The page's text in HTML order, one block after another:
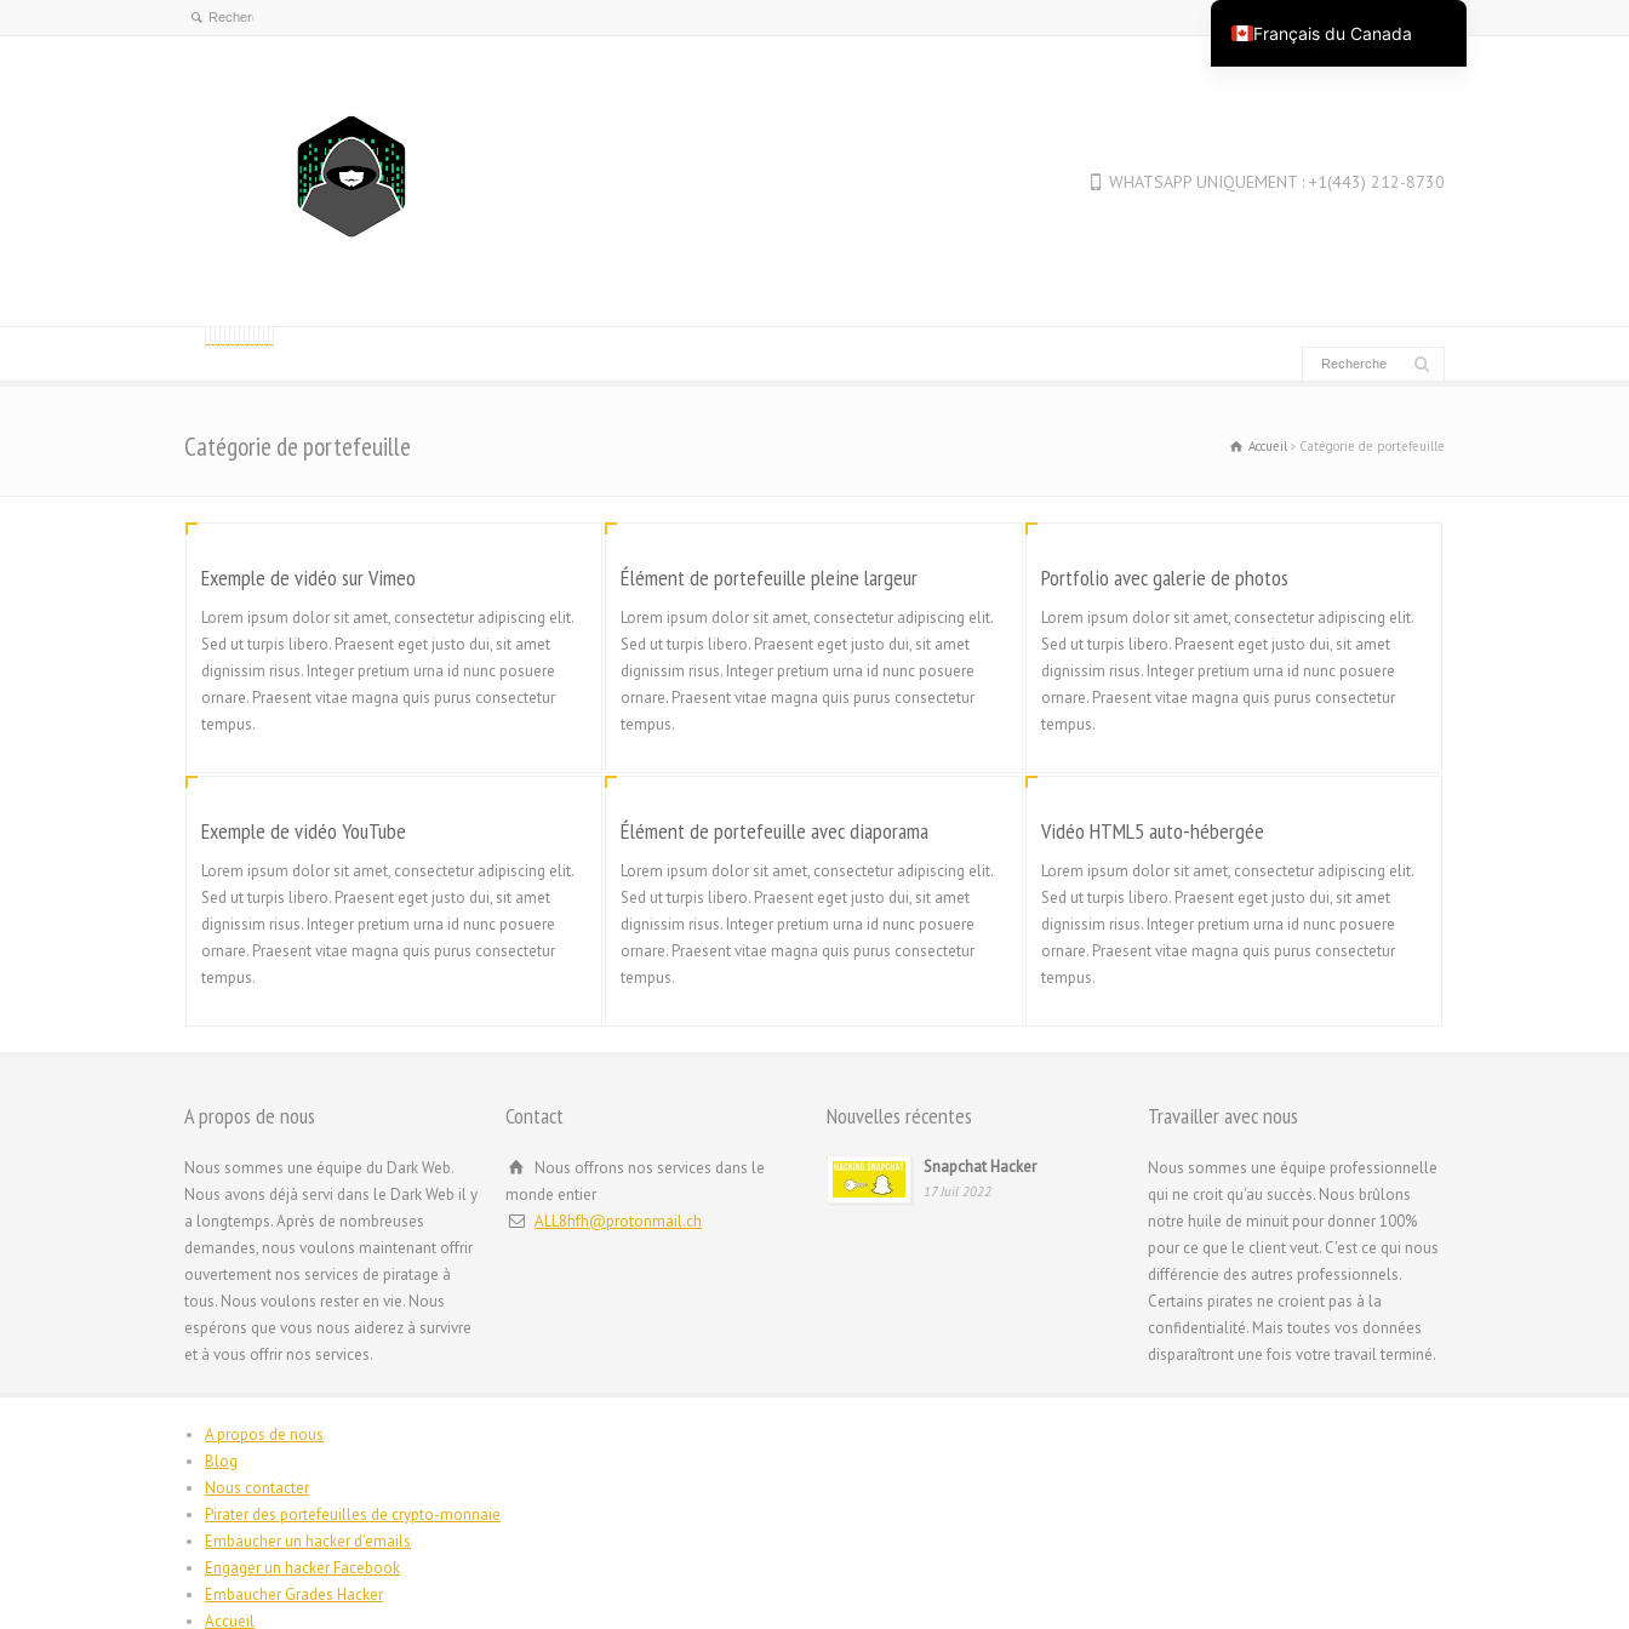
WHATSAPP UNIQUEMENT : +1(443) 212-8730
Catégorie de portefeuille Accueil Catégorie de portefeuille
Exemple de vidéo sur Vimeo
Lorem ipsum dolor sit amet, consectetur adipiscing elit.
Sed ut turpis libero. Praesent eget justo dui, sit amet
dignissim risus. Integer pretium urna id nunc posuere
ornare. Praesent vitae magna quis purus consectetur
tempus.
Élément de portefeuille pleine largeur
Lorem ipsum dolor sit amet, consectetur adipiscing elit.
Sed ut turpis libero. Praesent eget justo dui, sit amet
dignissim risus. Integer pretium urna id nunc posuere
ornare. Praesent vitae magna quis purus consectetur
tempus.
Portfolio avec galerie de photos
Lorem ipsum dolor sit amet, consectetur adipiscing elit.
Sed ut turpis libero. Praesent eget justo dui, sit amet
dignissim risus. Integer pretium urna id nunc posuere
ornare. Praesent vitae magna quis purus consectetur
tempus.
Exemple de vidéo YouTube
Lorem ipsum dolor sit amet, consectetur adipiscing elit.
Sed ut turpis libero. Praesent eget justo dui, sit amet
dignissim risus. Integer pretium urna id nunc posuere
ornare. Praesent vitae magna quis purus consectetur
tempus.
Élément de portefeuille avec diaporama
Lorem ipsum dolor sit amet, consectetur adipiscing elit.
Sed ut turpis libero. Praesent eget justo dui, sit amet
dignissim risus. Integer pretium urna id nunc posuere
ornare. Praesent vitae magna quis purus consectetur
tempus.
Vidéo HTML5 auto-hébergée
Lorem ipsum dolor sit amet, consectetur adipiscing elit.
Sed ut turpis libero. Praesent eget justo dui, sit amet
dignissim risus. Integer pretium urna id nunc posuere
ornare. Praesent vitae magna quis purus consectetur
tempus.
A propos de nous
Nous sommes une équipe du Dark Web.
Nous avons déjà servi dans le Dark Web il y
a longtemps. Après de nombreuses
demandes, nous voulons maintenant offrir
ouvertement nos services de piratage à
tous. Nous voulons rester en vie. Nous
espérons que vous nous aiderez à survivre
et à vous offrir nos services.
Contact
Nous offrons nos services dans le
monde entier
ALL8hfh@protonmail.ch
Nouvelles récentes
Snapchat Hacker
17 Juil 2022
Travailler avec nous
Nous sommes une équipe professionnelle
qui ne croit qu'au succès. Nous brûlons
notre huile de minuit pour donner 100%
pour ce que le client veut. C'est ce qui nous
différencie des autres professionnels.
Certains pirates ne croient pas à la
confidentialité. Mais toutes vos données
disparaîtront une fois votre travail terminé.
A propos de nous
Blog
Nous contacter
Pirater des portefeuilles de crypto-monnaie
Embaucher un hacker d'emails
Engager un hacker Facebook
Embaucher Grades Hacker
Accueil
Français du Canada
English
English (Canada)
Deutsch (Österreich)
עִבְרִית
Hrvatski
Magyar
한국어
Bahasa Melayu
Nederlands
Nederlands (België)
Русский
ไทย
简体中文
香港中文
繁體中文